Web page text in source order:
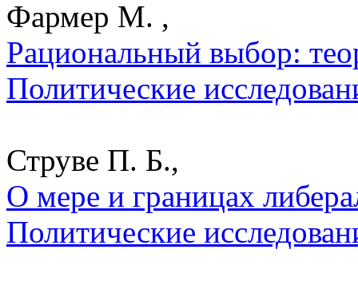
Фармер М. ,
Рациональный выбор:
Политические
Струве П. Б.,
О мере и границах
Политические